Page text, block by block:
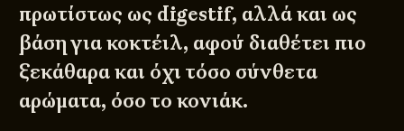
πρωτίστως ως digestif, αλλά και ως
βάση για κοκτέιλ, αφού διαθέτει πιο
ξεκάθαρα και όχι τόσο σύνθετα
αρώματα, όσο το κονιάκ.